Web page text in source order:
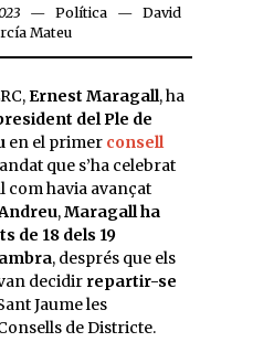
Política
David
Mateu
Ernest Maragall, ha
del Ple de
en el primer consell
que s’ha celebrat
com havia avançat
,Maragall ha
de 18 dels 19
, després que els
decidir repartir-se
Jaume les
de Districte.